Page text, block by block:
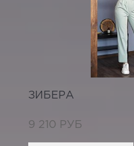
ЗИБЕРА
9 210 РУБ